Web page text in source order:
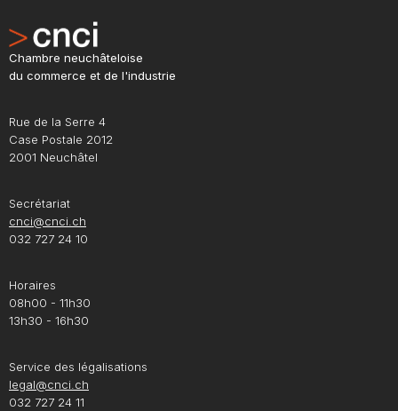
Chambre neuchâteloise
du commerce et de l'industrie
Rue de la Serre 4
Case Postale 2012
2001 Neuchâtel
Secrétariat
cnci@cnci.ch
032 727 24 10
Horaires
08h00 - 11h30
13h30 - 16h30
Service des légalisations
legal@cnci.ch
032 727 24 11